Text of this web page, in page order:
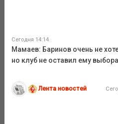
Сегодня 14:14
Мамаев: Баринов очень не
но клуб не оставил ему выбора
Лента новостей